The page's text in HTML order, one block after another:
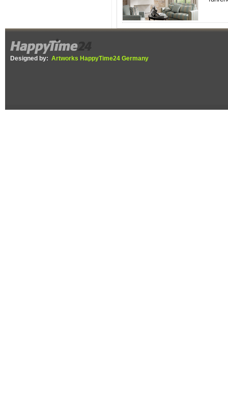
Designed by: Artworks HappyTime24 Germany